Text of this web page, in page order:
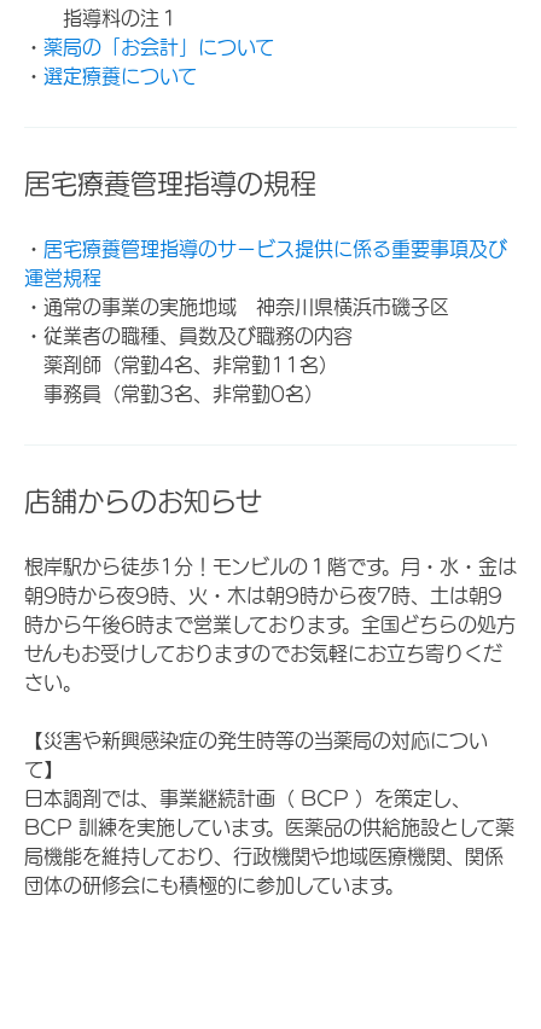
指導料の注１
・ 薬局の「お会計」について
・ 選定療養について
居宅療養管理指導の規程
・ 居宅療養管理指導のサービス提供に係る重要事項及び
運営規程
・通常の事業の実施地域 神奈川県横浜市磯子区
・従業者の職種、員数及び職務の内容
薬剤師（常勤4名、非常勤11名）
事務員（常勤3名、非常勤0名）
店舗からのお知らせ
根岸駅から徒歩1分！モンビルの１階です。月・水・金は
朝9時から夜9時、火・木は朝9時から夜7時、土は朝9
時から午後6時まで営業しております。全国どちらの処方
せんもお受けしておりますのでお気軽にお立ち寄りくだ
さい。
【災害や新興感染症の発生時等の当薬局の対応につい
て】
日本調剤では、事業継続計画（ BCP ）を策定し、
BCP 訓練を実施しています。医薬品の供給施設として薬
局機能を維持しており、行政機関や地域医療機関、関係
団体の研修会にも積極的に参加しています。